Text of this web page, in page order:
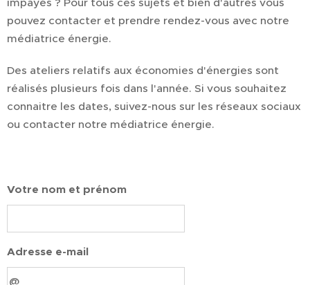
pouvez contacter et prendre rendez-vous avec notre
médiatrice énergie.
Des ateliers relatifs aux économies d'énergies sont
réalisés plusieurs fois dans l'année. Si vous souhaitez
connaitre les dates, suivez-nous sur les réseaux sociaux
ou contacter notre médiatrice énergie.
Votre nom et prénom
Adresse e-mail